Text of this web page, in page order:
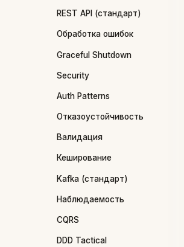
REST API (стандарт)
Обработка ошибок
Graceful Shutdown
Security
Auth Patterns
Отказоустойчивость
Валидация
Кеширование
Kafka (стандарт)
Наблюдаемость
CQRS
DDD Tactical